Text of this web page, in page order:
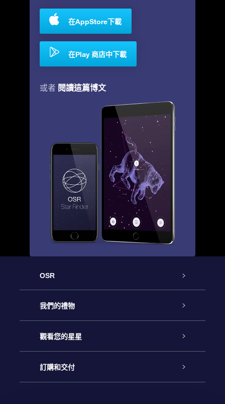
在AppStore下載
在Play 商店中下載
或者 閱讀這篇博文
OSR
客戶服務
聯繫我們
博客
我們的禮物
Online Star禮物
OSR禮物包
觀看您的星星
星星注册
訂購和交付